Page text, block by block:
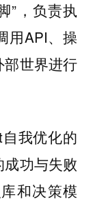
”，负责执
用API、操
世界进行
我优化的
功与失败
和决策模